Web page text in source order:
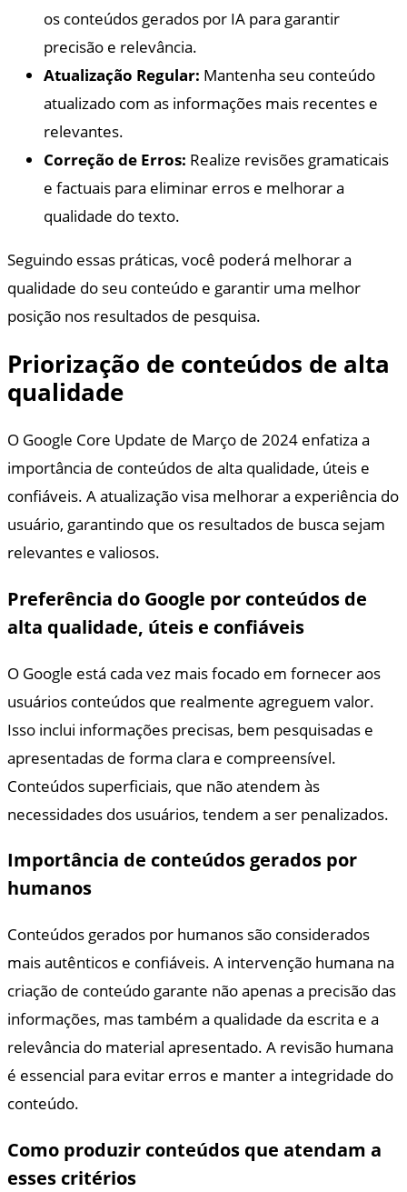
os conteúdos gerados por IA para garantir
precisão e relevância.
Atualização Regular: Mantenha seu conteúdo
atualizado com as informações mais recentes e
relevantes.
Correção de Erros: Realize revisões gramaticais
e factuais para eliminar erros e melhorar a
qualidade do texto.
Seguindo essas práticas, você poderá melhorar a
qualidade do seu conteúdo e garantir uma melhor
posição nos resultados de pesquisa.
Priorização de conteúdos de alta
qualidade
O Google Core Update de Março de 2024 enfatiza a
importância de conteúdos de alta qualidade, úteis e
confiáveis. A atualização visa melhorar a experiência do
usuário, garantindo que os resultados de busca sejam
relevantes e valiosos.
Preferência do Google por conteúdos de
alta qualidade, úteis e confiáveis
O Google está cada vez mais focado em fornecer aos
usuários conteúdos que realmente agreguem valor.
Isso inclui informações precisas, bem pesquisadas e
apresentadas de forma clara e compreensível.
Conteúdos superficiais, que não atendem às
necessidades dos usuários, tendem a ser penalizados.
Importância de conteúdos gerados por
humanos
Conteúdos gerados por humanos são considerados
mais autênticos e confiáveis. A intervenção humana na
criação de conteúdo garante não apenas a precisão das
informações, mas também a qualidade da escrita e a
relevância do material apresentado. A revisão humana
é essencial para evitar erros e manter a integridade do
conteúdo.
Como produzir conteúdos que atendam a
esses critérios